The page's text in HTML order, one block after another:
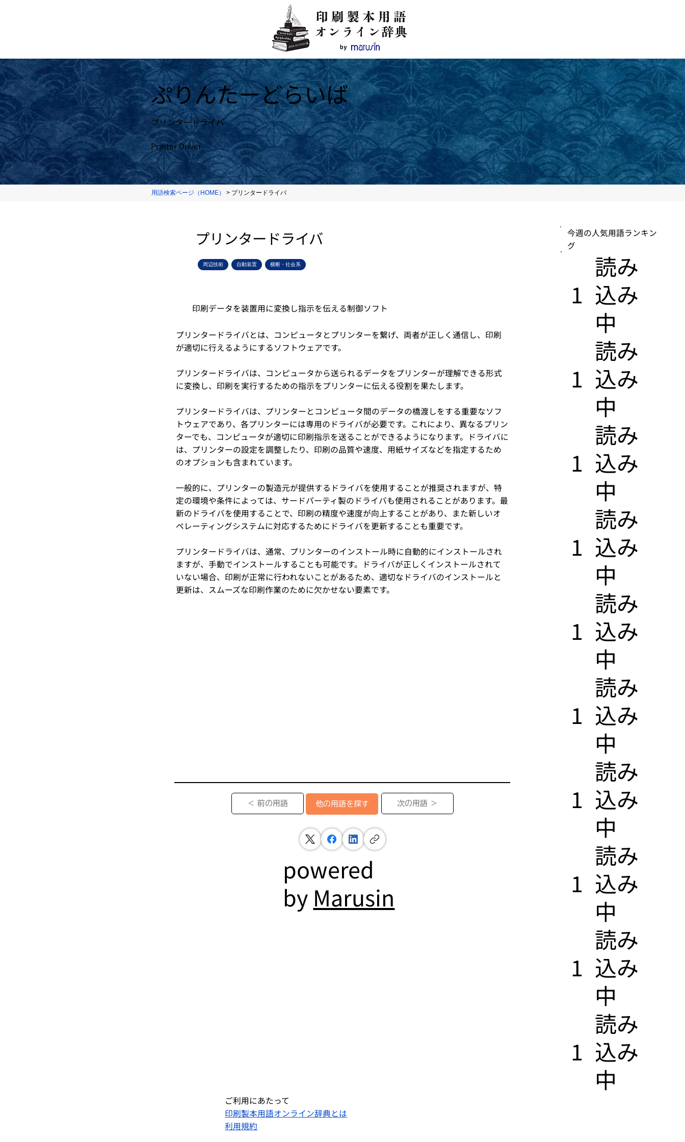
ぷりんたーどらいば
プリンタードライバ
Printer Driver
用語検索ページ（HOME） > プリンタードライバ
プリンタードライバ
周辺技術 自動装置 横断・社会系
印刷データを装置用に変換し指示を伝える制御ソフト
プリンタードライバとは、コンピュータとプリンターを繋げ、両者が正しく通信し、印刷
が適切に行えるようにするソフトウェアです。
プリンタードライバは、コンピュータから送られるデータをプリンターが理解できる形式
に変換し、印刷を実行するための指示をプリンターに伝える役割を果たします。
プリンタードライバは、プリンターとコンピュータ間のデータの橋渡しをする重要なソフ
トウェアであり、各プリンターには専用のドライバが必要です。これにより、異なるプリン
ターでも、コンピュータが適切に印刷指示を送ることができるようになります。ドライバに
は、プリンターの設定を調整したり、印刷の品質や速度、用紙サイズなどを指定するため
のオプションも含まれています。
一般的に、プリンターの製造元が提供するドライバを使用することが推奨されますが、特
定の環境や条件によっては、サードパーティ製のドライバも使用されることがあります。最
新のドライバを使用することで、印刷の精度や速度が向上することがあり、また新しいオ
ペレーティングシステムに対応するためにドライバを更新することも重要です。
プリンタードライバは、通常、プリンターのインストール時に自動的にインストールされ
ますが、手動でインストールすることも可能です。ドライバが正しくインストールされて
いない場合、印刷が正常に行われないことがあるため、適切なドライバのインストールと
更新は、スムーズな印刷作業のために欠かせない要素です。
今週の人気用語ランキン
グ
1
​読み
込み
中
1
​読み
込み
中
1
​読み
込み
中
1
​読み
込み
中
1
​読み
込み
中
1
​読み
込み
中
1
​読み
込み
中
1
​読み
込み
中
1
​読み
込み
中
1
​読み
込み
中
＜ 前の用語 他の用語を探す 次の用語 ＞
powered
by Marusin
ご利用にあたって
印刷製本用語オンライン辞典とは
利用規約​